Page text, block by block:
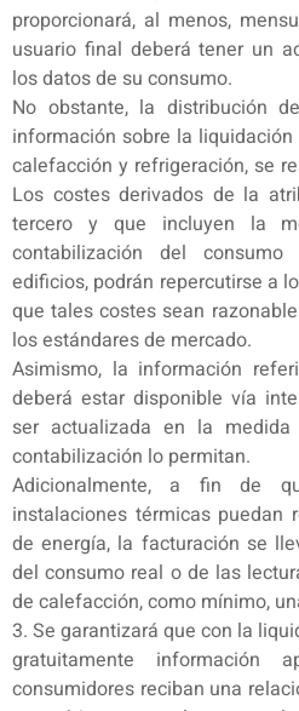
proporcionará, al menos,
usuario final deberá tener un
los datos de su consumo.
No obstante, la distribución
información sobre la
calefacción y refrigeración, se
Los costes derivados de la
tercero y que incluyen la
contabilización del
edificios, podrán repercutirse a
que tales costes sean
los estándares de mercado.
Asimismo, la información
deberá estar disponible vía
ser actualizada en la
contabilización lo permitan.
Adicionalmente, a fin de
instalaciones térmicas puedan
de energía, la facturación se
del consumo real o de las
de calefacción, como mínimo,
3. Se garantizará que con la
gratuitamente información
consumidores reciban una